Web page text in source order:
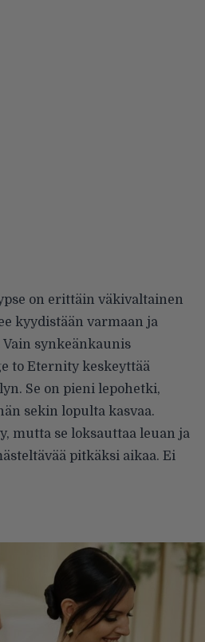
on erittäin väkivaltainen
kyydistään varmaan ja
synkeänkaunis
to Eternity keskeyttää
Se on pieni lepohetki,
sekin lopulta kasvaa.
mutta se loksauttaa leuan ja
pitkäksi aikaa. Ei